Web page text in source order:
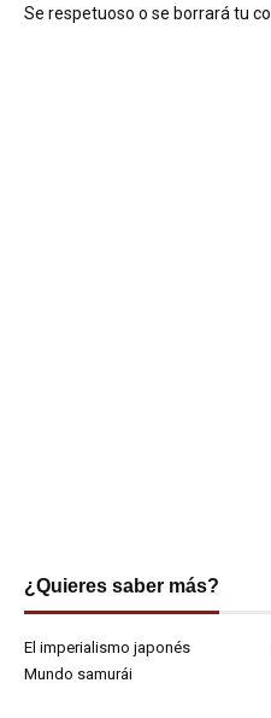
Se respetuoso o se borrará tu
¿Quieres saber más?
El imperialismo japonés
Mundo samurái